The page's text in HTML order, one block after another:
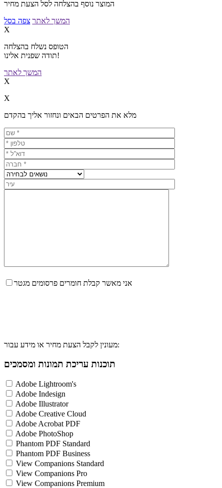
המוצר נוסף בהצלחה לסל הצעת מחיר
המשך לאתר צפה בסל
X
הטופס נשלח בהצלחה
תודה שפנית אלינו!
המשך לאתר
X
X
מלא את הפרטים הבאים ונחזור אליך בהקדם
אני מאשר קבלת חומרים פרסומים מגטר
מעונין לקבל הצעת מחיר או מידע עבור:
תוכנות עריכת תמונות ומסמכים
Adobe Lightroom's
Adobe Indesign
Adobe Illustrator
Adobe Creative Cloud
Adobe Acrobat PDF
Adobe PhotoShop
Phantom PDF Standard
Phantom PDF Business
View Companions Standard
View Companions Pro
View Companions Premium